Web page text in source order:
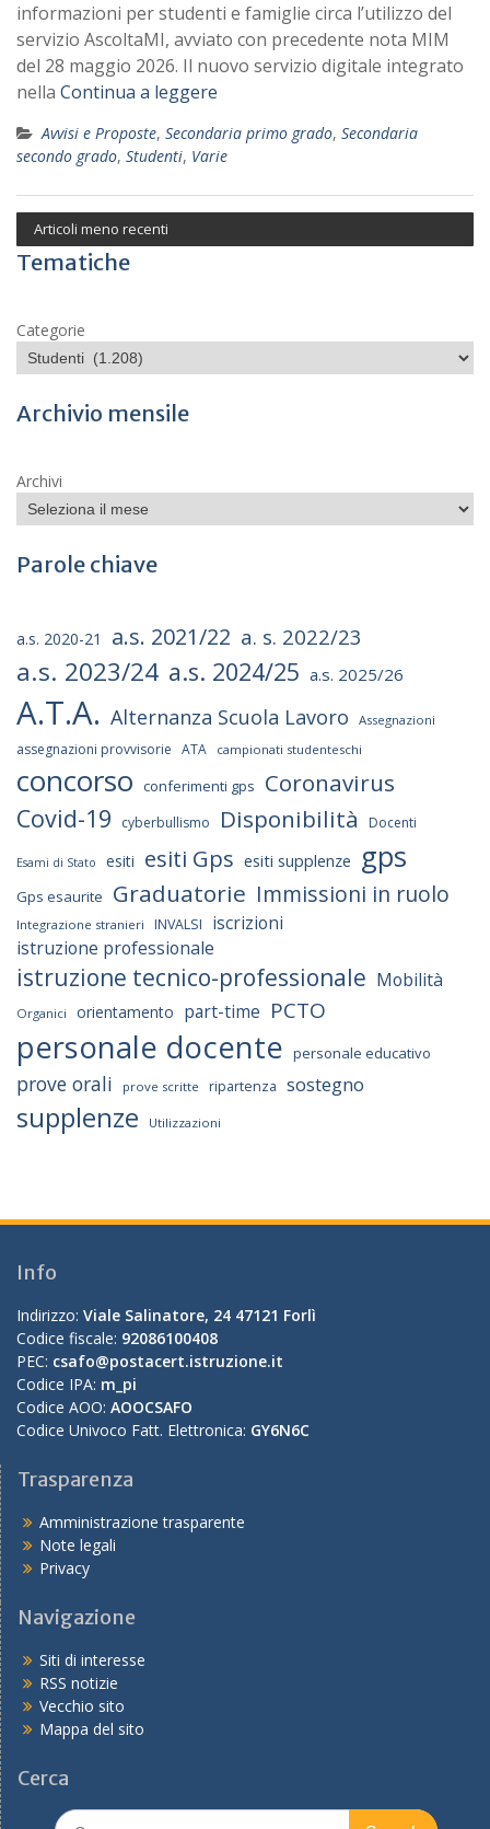
informazioni per studenti e famiglie circa l’utilizzo del
servizio AscoltaMI, avviato con precedente nota MIM
del 28 maggio 2026. Il nuovo servizio digitale integrato
nella Continua a leggere
Avvisi e Proposte, Secondaria primo grado, Secondaria
secondo grado, Studenti, Varie
Articoli meno recenti
Tematiche
Categorie
Archivio mensile
Archivi
Parole chiave
a.s. 2020-21 a.s. 2021/22 a. s. 2022/23
a.s. 2023/24 a.s. 2024/25 a.s. 2025/26
A.T.A. Alternanza Scuola Lavoro Assegnazioni
assegnazioni provvisorie ATA campionati studenteschi
concorso conferimenti gps Coronavirus
Covid-19 cyberbullismo Disponibilità Docenti
Esami di Stato esiti esiti Gps esiti supplenze gps
Gps esaurite Graduatorie Immissioni in ruolo
Integrazione stranieri INVALSI
iscrizioni
istruzione professionale
istruzione tecnico-professionale Mobilità
Organici orientamento part-time PCTO
personale docente personale educativo
prove orali prove scritte ripartenza sostegno
supplenze Utilizzazioni
Info
Indirizzo: Viale Salinatore, 24 47121 Forlì
Codice fiscale: 92086100408
PEC: csafo@postacert.istruzione.it
Codice IPA: m_pi
Codice AOO: AOOCSAFO
Codice Univoco Fatt. Elettronica: GY6N6C
Trasparenza
Amministrazione trasparente
Note legali
Privacy
Navigazione
Siti di interesse
RSS notizie
Vecchio sito
Mappa del sito
Cerca
Search